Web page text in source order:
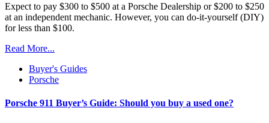
Expect to pay $300 to $500 at a Porsche Dealership or $200 to $250
at an independent mechanic. However, you can do-it-yourself (DIY)
for less than $100.
Read More...
Buyer's Guides
Porsche
Porsche 911 Buyer’s Guide: Should you buy a used one?